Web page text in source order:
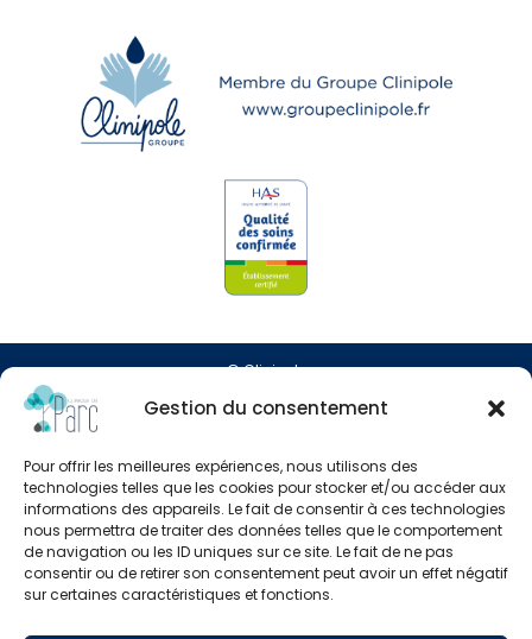
Gestion du consentement
Pour offrir les meilleures expériences, nous utilisons des
technologies telles que les cookies pour stocker et/ou accéder aux
informations des appareils. Le fait de consentir à ces technologies
nous permettra de traiter des données telles que le comportement
de navigation ou les ID uniques sur ce site. Le fait de ne pas
consentir ou de retirer son consentement peut avoir un effet négatif
sur certaines caractéristiques et fonctions.
© Clinipole
Annuaire praticiens
Plan du site
Mentions légales